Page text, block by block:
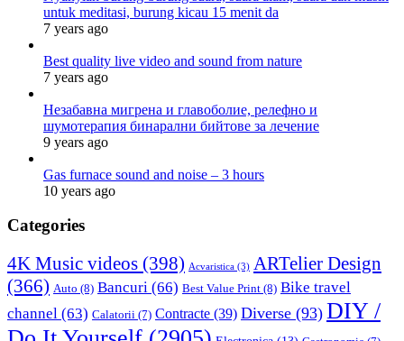
untuk meditasi, burung kicau 15 menit da
7 years ago
Best quality live video and sound from nature
7 years ago
Незабавна мигрена и главоболие, релефно и
шумотерапия бинарални бийтове за лечение
9 years ago
Gas furnace sound and noise – 3 hours
10 years ago
Categories
4K Music videos (398) Acvaristica (3) ARTelier Design
(366) Auto (8) Bancuri (66) Best Value Print (8) Bike travel
channel (63) Calatorii (7) Contracte (39) Diverse (93) DIY /